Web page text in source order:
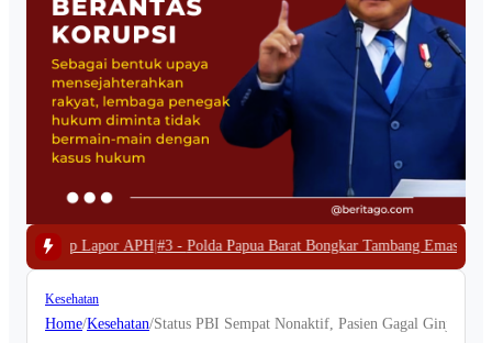
Polda Papua Barat Bongkar Tambang Emas Ilegal di Waserawi, Enam
Kesehatan
Home/Kesehatan/Status PBI Sempat Nonaktif, Pasien Gagal Ginjal di